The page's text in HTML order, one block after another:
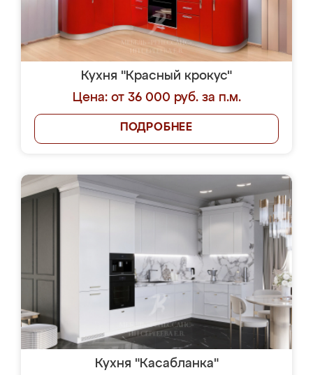
Кухня "Красный крокус"
Цена: от 36 000 руб. за п.м.
ПОДРОБНЕЕ
Кухня "Касабланка"